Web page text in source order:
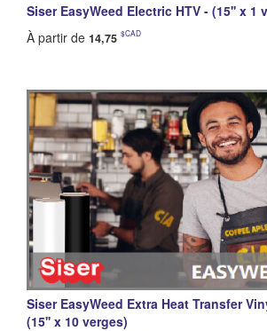
Siser EasyWeed Electric HTV - (15'' x 1
À partir de 14,75 $CAD
Siser EasyWeed Extra Heat Transfer
(15'' x 10 verges)